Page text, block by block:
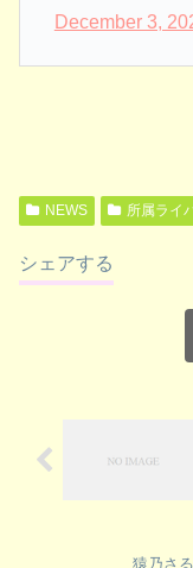
December 3,
NEWS 所属ライ
シェアする
猿乃さ